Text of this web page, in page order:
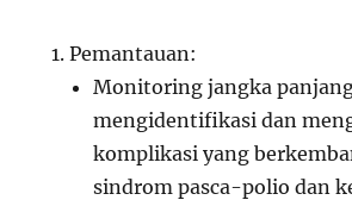
Pemantauan:
Monitoring jangka
mengidentifikasi dan
komplikasi yang
sindrom pasca-polio dan